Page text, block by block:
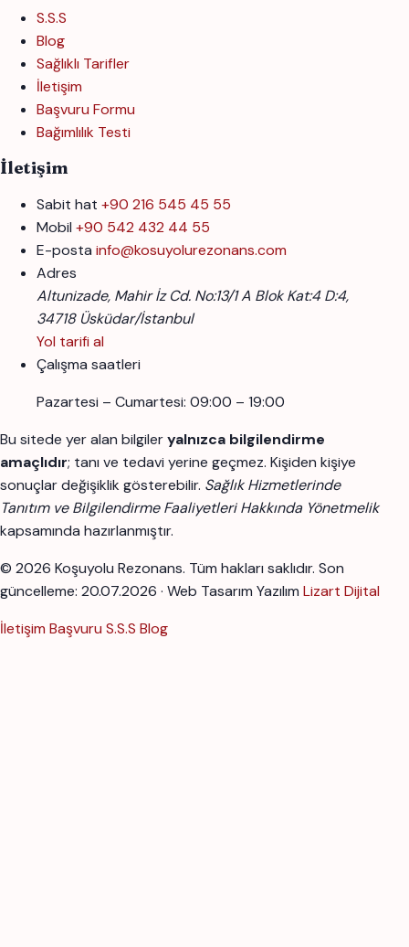
S.S.S
Blog
Sağlıklı Tarifler
İletişim
Başvuru Formu
Bağımlılık Testi
İletişim
Sabit hat +90 216 545 45 55
Mobil +90 542 432 44 55
E-posta info@kosuyolurezonans.com
Adres
Altunizade, Mahir İz Cd. No:13/1 A Blok Kat:4 D:4,
34718 Üsküdar/İstanbul
Yol tarifi al
Çalışma saatleri
Pazartesi – Cumartesi: 09:00 – 19:00
Bu sitede yer alan bilgileryalnızca bilgilendirme
amaçlıdır; tanı ve tedavi yerine geçmez. Kişiden kişiye
sonuçlar değişiklik gösterebilir. Sağlık Hizmetlerinde
Tanıtım ve Bilgilendirme Faaliyetleri Hakkında Yönetmelik
kapsamında hazırlanmıştır.
© 2026 Koşuyolu Rezonans. Tüm hakları saklıdır. Son
güncelleme: 20.07.2026 · Web Tasarım Yazılım Lizart Dijital
İletişim Başvuru S.S.S Blog